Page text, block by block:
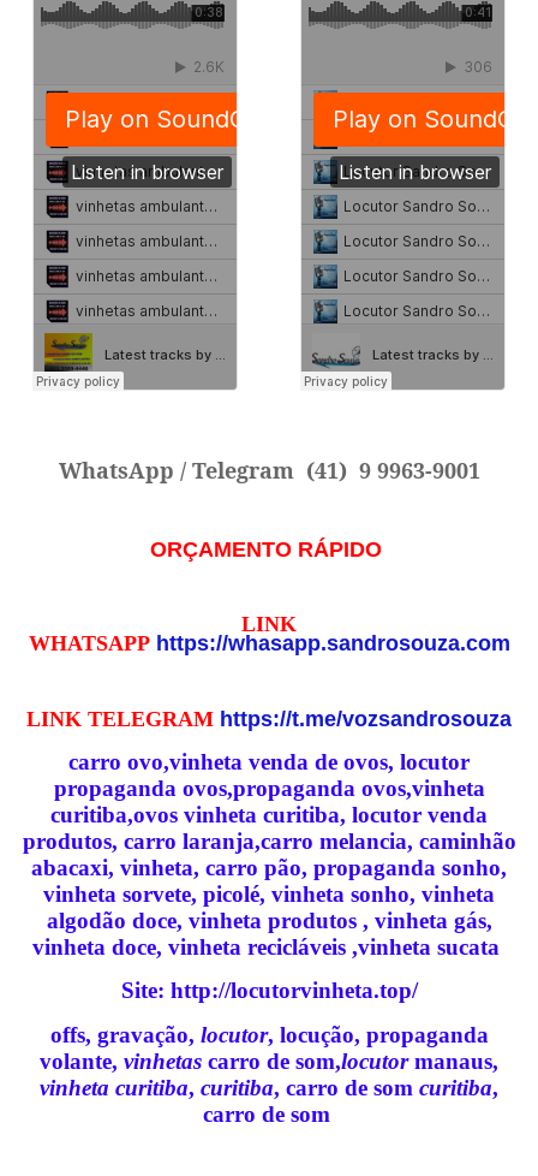
WhatsApp / Telegram (41) 9 9963-9001
ORÇAMENTO RÁPIDO
LINK
WHATSAPP https://whasapp.sandrosouza.com
LINK TELEGRAM https://t.me/vozsandrosouza
carro ovo,vinheta venda de ovos, locutor
propaganda ovos,propaganda ovos,vinheta
curitiba,ovos vinheta curitiba, locutor venda
produtos, carro laranja,carro melancia, caminhão
abacaxi, vinheta, carro pão, propaganda sonho,
vinheta sorvete, picolé, vinheta sonho, vinheta
algodão doce, vinheta produtos , vinheta gás,
vinheta doce, vinheta recicláveis ,vinheta sucata
Site: http://locutorvinheta.top/
offs, gravação, locutor, locução, propaganda
volante, vinhetas carro de som,locutormanaus,
vinheta curitiba, curitiba, carro de som curitiba,
carro de som